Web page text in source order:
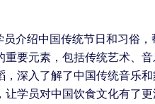
介绍中国传统节日和习俗，
要元素，包括传统艺术、音
深入了解了中国传统音乐和
学员对中国饮食文化有了更